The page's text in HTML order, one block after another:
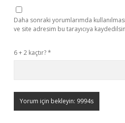
Daha sonraki yorumlarımda
ve site adresim bu tarayıcıya
6 + 2 kaçtır?*